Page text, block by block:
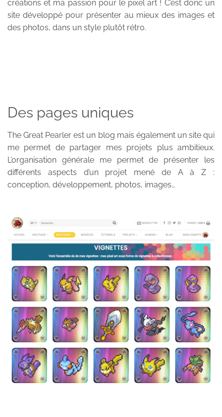
créations et ma passion pour le pixel art ! C’est donc un
site développé pour présenter au mieux des images et
des photos, dans un style plutôt rétro.
Des pages uniques
The Great Pearler est un blog mais également un site qui
me permet de partager mes projets plus ambitieux.
L’organisation générale me permet de présenter les
différents aspects d’un projet mené de A à Z :
conception, développement, photos, images…